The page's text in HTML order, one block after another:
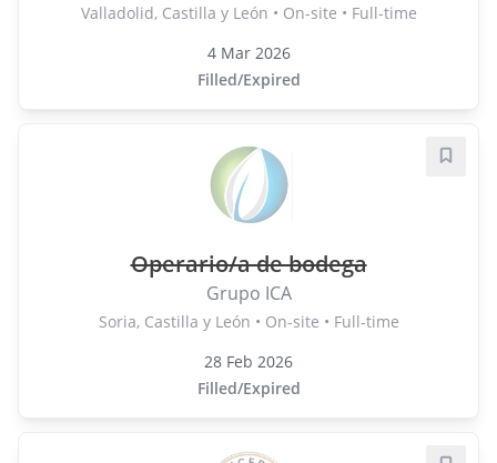
Valladolid, Castilla y León • On-site • Full-time
4 Mar 2026
Filled/Expired
Operario/a de bodega
Grupo ICA
Soria, Castilla y León • On-site • Full-time
28 Feb 2026
Filled/Expired
Save